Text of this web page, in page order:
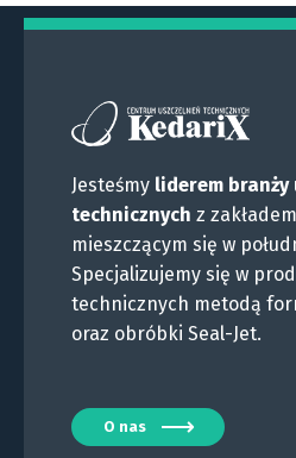
Jesteśmy liderem branży
technicznych z
mieszczącym się w
Specjalizujemy się w
technicznych metodą
oraz obróbki Seal-Jet.
O nas